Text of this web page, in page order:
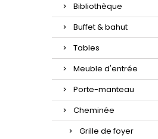
Bibliothèque
Buffet & bahut
Tables
Meuble d'entrée
Porte-manteau
Cheminée
Grille de foyer